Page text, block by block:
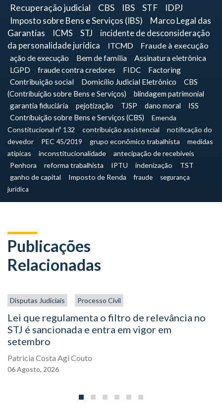
Recuperação judicial CBS IBS STF
IDPJ
Imposto sobre Bens e Serviços (IBS)
Marco Legal das
Garantias
ICMS STJ
incidente de desconsideração
da personalidade jurídica
ITCMD
Fraude à execução
ação de execução
Bem de família
Assinatura eletrônica
LGPD
fraude contra credores FIDC
Factoring
Contribuição social
Domicílio Judicial Eletrônico
CBS
(Contribuição sobre Bens e Serviços)
blindagem patrimonial
garantia fiduciária
pejotização TJSP dano moral
ISS
Contribuição sobre Bens e Serviços (CBS)
Emenda
Constitucional nº 132
contribuição assistencial
notificação do
devedor
PEC 45/2019 grupo econômico trabalhista
medidas
atípicas
inconstitucionalidade
antecipação de recebíveis
Penhora
reforma trabalhista IPTU indenização
TST
ganho de capital
Imposto de Renda fraude
segurança
jurídica
Publicações
Relacionadas
Disputas Judiciais Processo Civil
Lei que regulamenta o filtro de relevância no
STJ é sancionada e entra em vigor em
setembro
Patricia Costa Agi Couto
06Agosto, 2026